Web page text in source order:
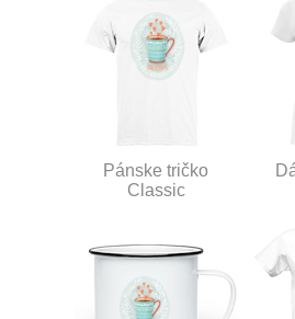
Pánske tričko
Classic